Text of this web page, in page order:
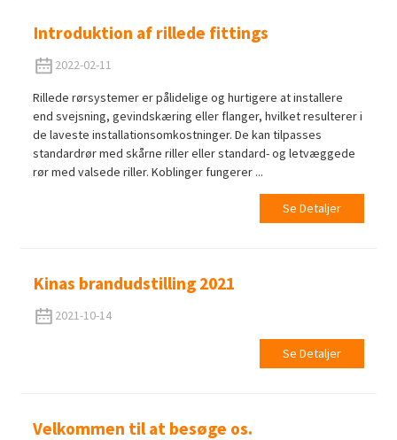
Introduktion af rillede fittings
2022-02-11
Rillede rørsystemer er pålidelige og hurtigere at installere
end svejsning, gevindskæring eller flanger, hvilket resulterer i
de laveste installationsomkostninger. De kan tilpasses
standardrør med skårne riller eller standard- og letvæggede
rør med valsede riller. Koblinger fungerer ...
Se Detaljer
Kinas brandudstilling 2021
2021-10-14
Se Detaljer
Velkommen til at besøge os.